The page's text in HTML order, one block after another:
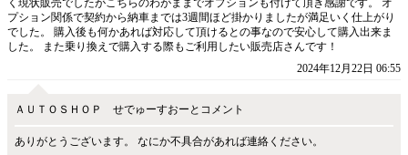
プション関係で契約から納車までは3週間ほど掛かりましたが満足いく仕上がり
でした。 購入後も何かあれば対応して頂けるとの事なので安心して購入出来ま
した。 また乗り換えで購入する際もご利用したい販売店さんです！
2024年12月22日 06:55
ＡＵＴＯＳＨＯＰ せでゅーすおーとコメント
ありがとうございます。 なにか不具合があれば連絡ください。